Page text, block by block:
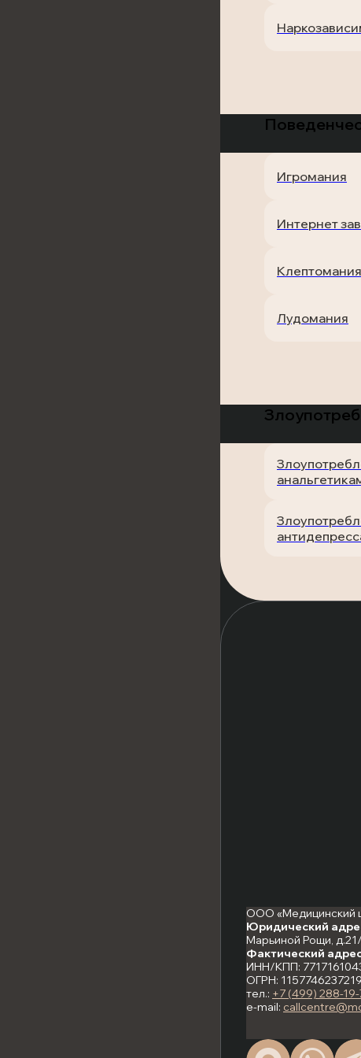
Игромания
Интернет
Клептомания
Лудомания
ООО «Медицинский
Юридический
Марьиной Рощи,
Фактический
ИНН/КПП:
ОГРН: 1157746237219
тел.: +7 (499) 288-19-
e-mail: